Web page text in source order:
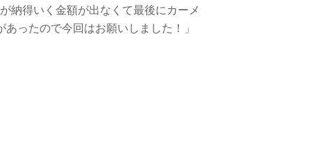
納得いく金額が出なくて最後にカーメ
ったので今回はお願いしました！」